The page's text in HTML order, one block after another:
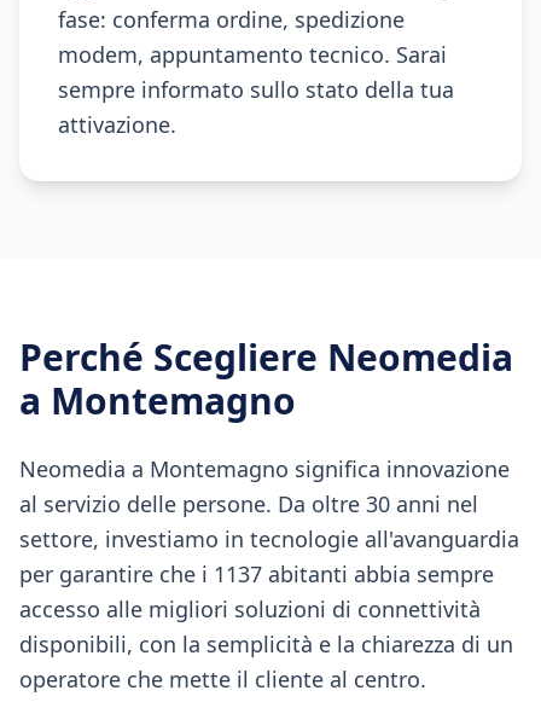
fase: conferma ordine, spedizione
modem, appuntamento tecnico. Sarai
sempre informato sullo stato della tua
attivazione.
Perché Scegliere Neomedia
a Montemagno
Neomedia a Montemagno significa innovazione
al servizio delle persone. Da oltre 30 anni nel
settore, investiamo in tecnologie all'avanguardia
per garantire che i 1137 abitanti abbia sempre
accesso alle migliori soluzioni di connettività
disponibili, con la semplicità e la chiarezza di un
operatore che mette il cliente al centro.